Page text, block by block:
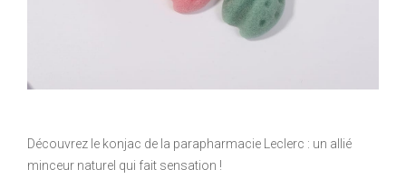
Découvrez le konjac de la parapharmacie Leclerc : un allié
minceur naturel qui fait sensation !